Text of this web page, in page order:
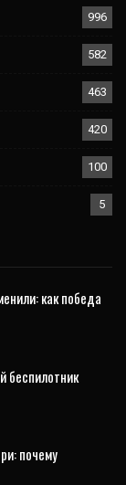
996
582
463
420
100
5
как победа
беспилотник
почему